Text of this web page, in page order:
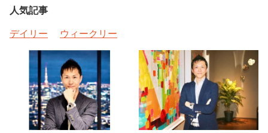
人気記事
デイリー
ウィークリー